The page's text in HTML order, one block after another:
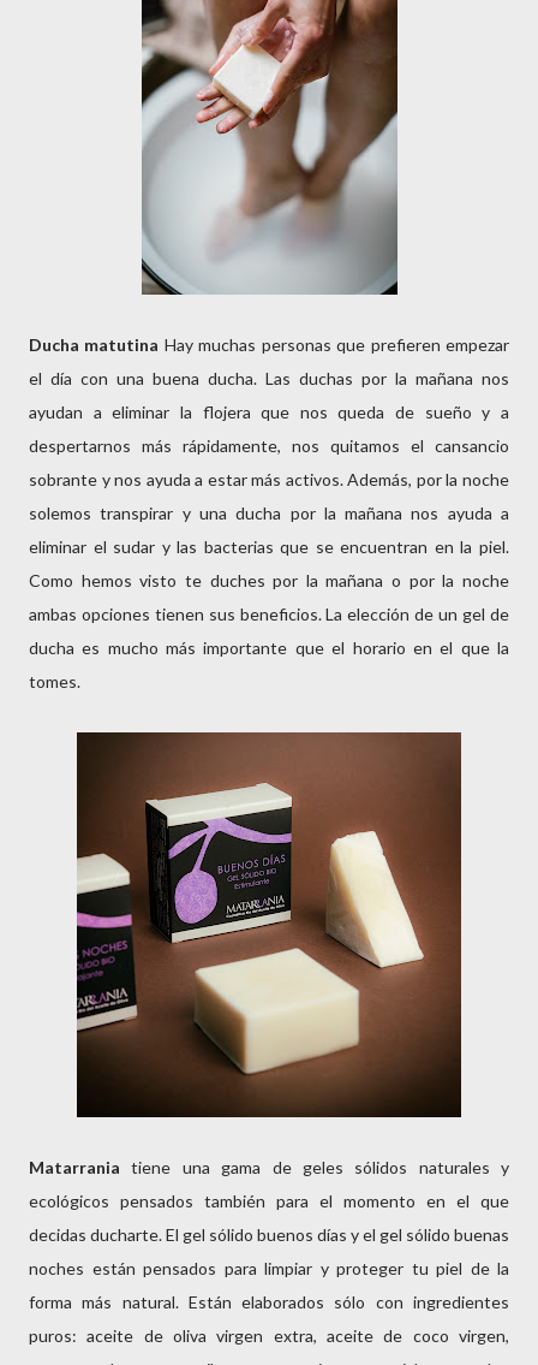
Ducha matutina Hay muchas personas que prefieren empezar
el día con una buena ducha. Las duchas por la mañana nos
ayudan a eliminar la flojera que nos queda de sueño y a
despertarnos más rápidamente, nos quitamos el cansancio
sobrante y nos ayuda a estar más activos. Además, por la noche
solemos transpirar y una ducha por la mañana nos ayuda a
eliminar el sudar y las bacterias que se encuentran en la piel.
Como hemos visto te duches por la mañana o por la noche
ambas opciones tienen sus beneficios. La elección de un gel de
ducha es mucho más importante que el horario en el que la
tomes.
Matarrania tiene una gama de geles sólidos naturales y
ecológicos pensados también para el momento en el que
decidas ducharte. El gel sólido buenos días y el gel sólido buenas
noches están pensados para limpiar y proteger tu piel de la
forma más natural. Están elaborados sólo con ingredientes
puros: aceite de oliva virgen extra, aceite de coco virgen,